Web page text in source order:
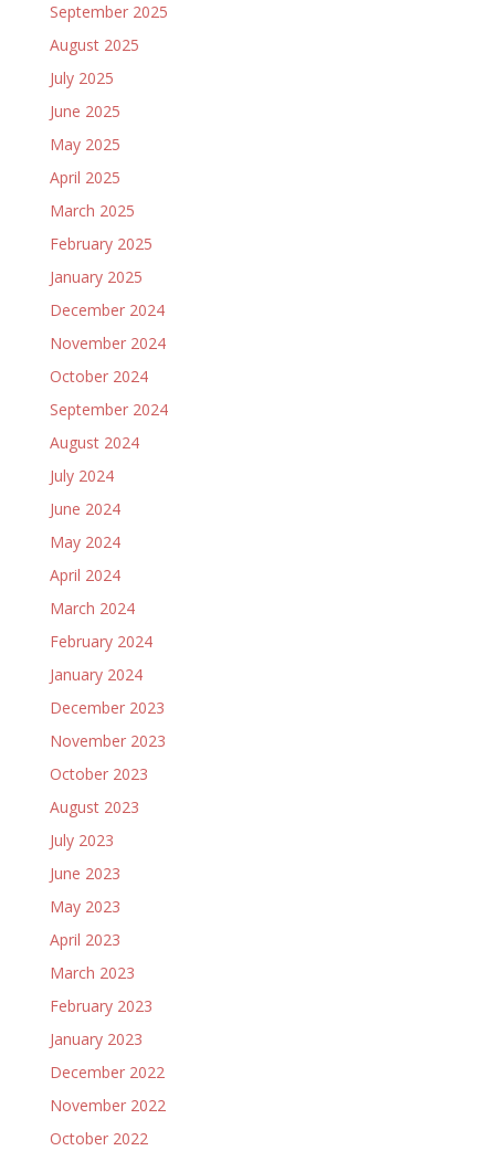
September 2025
August 2025
July 2025
June 2025
May 2025
April 2025
March 2025
February 2025
January 2025
December 2024
November 2024
October 2024
September 2024
August 2024
July 2024
June 2024
May 2024
April 2024
March 2024
February 2024
January 2024
December 2023
November 2023
October 2023
August 2023
July 2023
June 2023
May 2023
April 2023
March 2023
February 2023
January 2023
December 2022
November 2022
October 2022